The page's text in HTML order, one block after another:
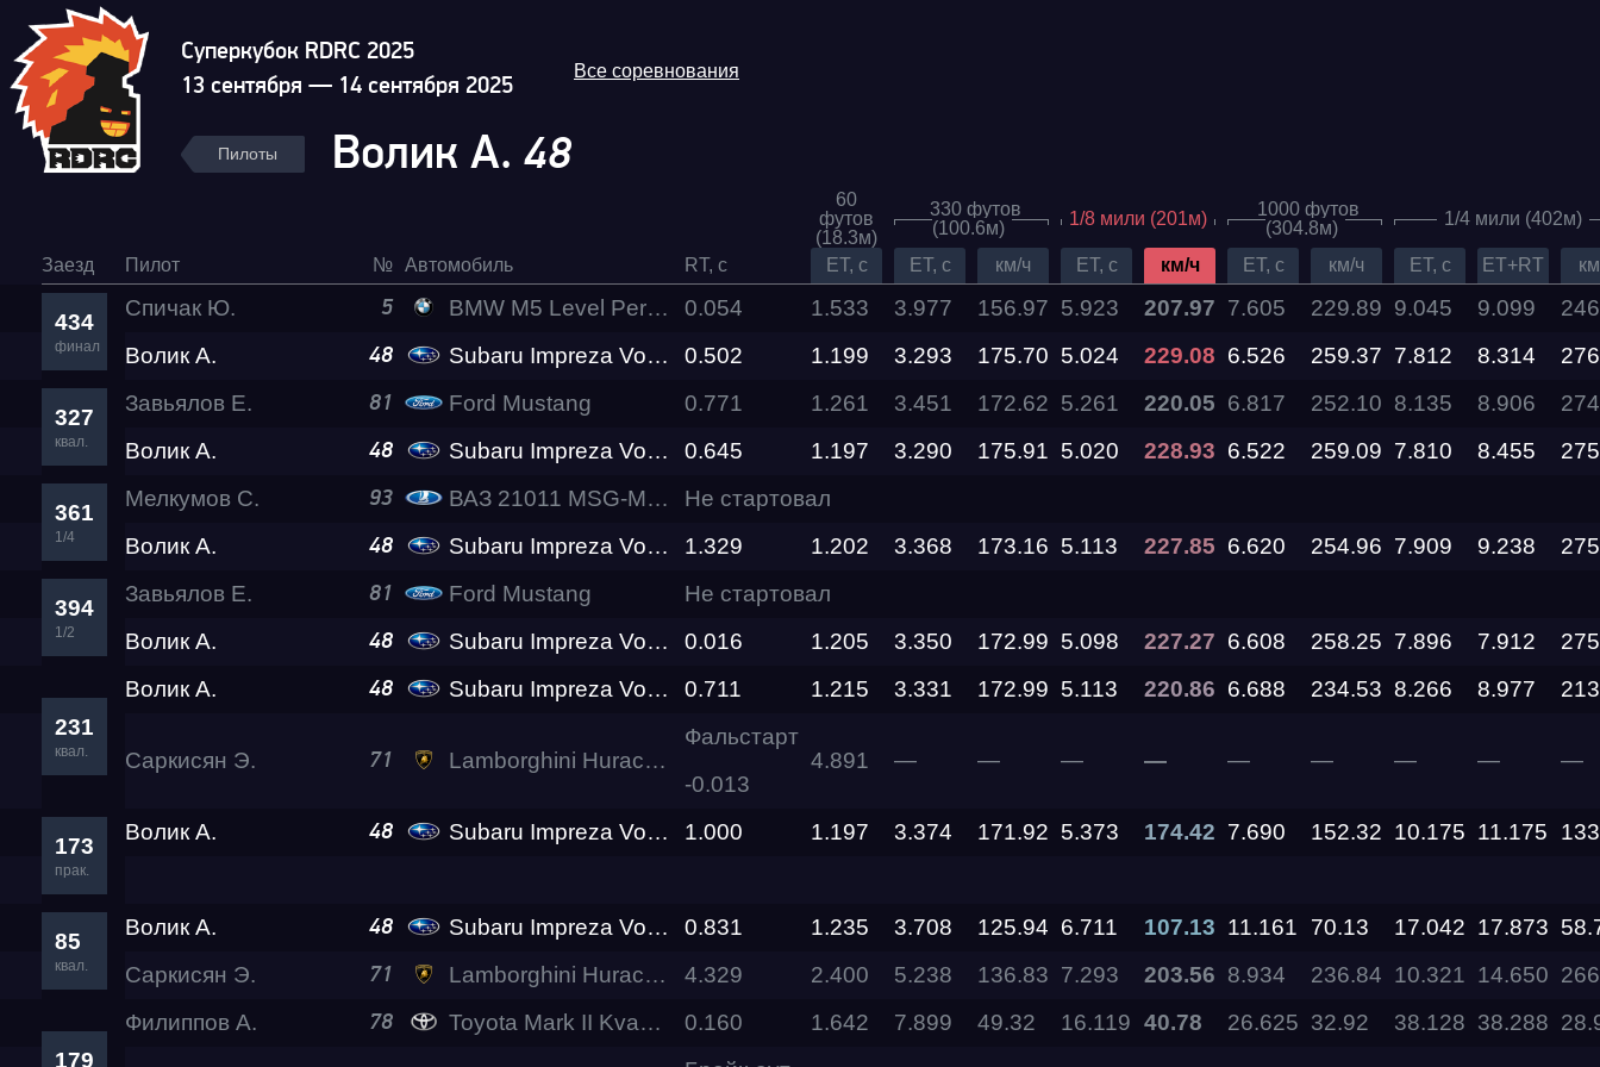
Гонка Трасса Дата проведения
RDRC Юг 6 этап
Racepark
04.10.2026
Test & Tune PRO
RDRC Юг 5 этап
Evolution
Racepark
05.09.2026 —
06.09.2026
RDRC 2026 5 этап
RDRC
28.08.2026 —
RDRC
Test & Tune PRO
RDRC
22.08.2026
RDRC Сибирь 4 этап
Siberia
Dragway
14.08.2026 —
16.08.2026
Суперкубок RDRC 2025
13 сентября — 14 сентября 2025
Все соревнования
Пилоты Волик А. 48
60
футов
(18.3м)
330 футов
(100.6м)
1/8 мили (201м)
1000 футов
(304.8м)
1/4 мили (402м)
Заезд Пилот № Автомобиль RT, c ET, c ET, c км/ч ET, c км/ч ET, c км/ч ET, c ET+RT
434
финал
Спичак Ю. 5 BMW M5 Level Performance 0.054 1.533 3.977 156.97 5.923 207.97 7.605 229.89 9.045 9.099
Волик А.
48 Subaru Impreza Volik racing 0.502 1.199 3.293 175.70 5.024 229.08 6.526 259.37 7.812 8.314
327
квал.
Завьялов Е. 81 Ford Mustang 0.771 1.261 3.451 172.62 5.261 220.05 6.817 252.10 8.135 8.906
Волик А.
48 Subaru Impreza Volik racing 0.645 1.197 3.290 175.91 5.020 228.93 6.522 259.09 7.810 8.455
361
1/4
Мелкумов С. 93 ВАЗ 21011 MSG-Motorsport
Не стартовал
Волик А.
48 Subaru Impreza Volik racing 1.329 1.202 3.368 173.16 5.113 227.85 6.620 254.96 7.909 9.238
394
1/2
Завьялов Е. 81 Ford Mustang
Не стартовал
Волик А.
48 Subaru Impreza Volik racing 0.016 1.205 3.350 172.99 5.098 227.27 6.608 258.25 7.896 7.912
231
квал.
Волик А. 48 Subaru Impreza Volik racing 0.711 1.215 3.331 172.99 5.113 220.86 6.688 234.53 8.266 8.977
Саркисян Э. 71 Lamborghini Huracan LP610-4 BEZZUBIK Gosha Turbo Tech
Фальстарт
-0.013
4.891 — — — — — — — — —
173
прак.
Волик А. 48 Subaru Impreza Volik racing 1.000 1.197 3.374 171.92 5.373 174.42 7.690 152.32 10.175 11.175
85
квал.
Волик А. 48 Subaru Impreza Volik racing 0.831 1.235 3.708 125.94 6.711 107.13 11.161 70.13 17.042 17.873
Саркисян Э.
71 Lamborghini Huracan LP610-4 BEZZUBIK Gosha Turbo Tech 4.329 2.400 5.238 136.83 7.293 203.56 8.934 236.84 10.321 14.650
179
Филиппов А. 78 Toyota Mark II Kvasov Engineering 0.160 1.642 7.899 49.32 16.119 40.78 26.625 32.92 38.128 38.288